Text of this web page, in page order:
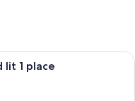
d’hôtel comprenant
lit 1 place